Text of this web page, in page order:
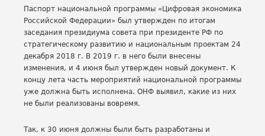
Паспорт национальной программы «Цифровая экономика
Российской Федерации» был утвержден по итогам
заседания президиума совета при президенте РФ по
стратегическому развитию и национальным проектам 24
декабря 2018 г. В 2019 г. в него были внесены
изменения, и 4 июня был утвержден новый документ. К
концу лета часть мероприятий национальной программы
уже должна быть исполнена. ОНФ выявил, какие из них
не были реализованы вовремя.
Так, к 30 июня должны были быть разработаны и